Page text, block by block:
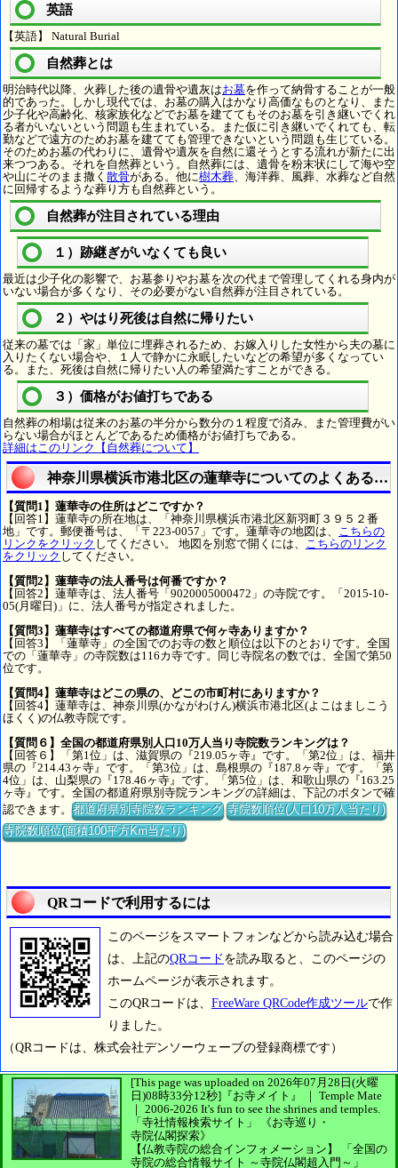
英語
【英語】 Natural Burial
自然葬とは
明治時代以降、火葬した後の遺骨や遺灰はお墓を作って納骨することが一般
的であった。しかし現代では、お墓の購入はかなり高価なものとなり、また
少子化や高齢化、核家族化などでお墓を建ててもそのお墓を引き継いでくれ
る者がいないという問題も生まれている。また仮に引き継いでくれても、転
勤などで遠方のためお墓を建てても管理できないという問題も生じている。
そのためお墓の代わりに、遺骨や遺灰を自然に還そうとする流れが新たに出
来つつある。それを自然葬という。自然葬には、遺骨を粉末状にして海や空
や山にそのまま撒く 散骨がある。他に樹木葬、海洋葬、風葬、水葬など自然
に回帰するような葬り方も自然葬という。
自然葬が注目されている理由
１）跡継ぎがいなくても良い
最近は少子化の影響で、お墓参りやお墓を次の代まで管理してくれる身内が
いない場合が多くなり、その必要がない自然葬が注目されている。
２）やはり死後は自然に帰りたい
従来の墓では「家」単位に埋葬されるため、お嫁入りした女性から夫の墓に
入りたくない場合や、１人で静かに永眠したいなどの希望が多くなってい
る。また、死後は自然に帰りたい人の希望満たすことができる。
３）価格がお値打ちである
自然葬の相場は従来のお墓の半分から数分の１程度で済み、また管理費がい
らない場合がほとんどであるため価格がお値打ちである。
詳細はこのリンク【自然葬について】
神奈川県横浜市港北区の蓮華寺についてのよくある質
【質問1】蓮華寺の住所はどこですか？
【回答1】蓮華寺の所在地は、「神奈川県横浜市港北区新羽町３９５２番
地」です。郵便番号は、「〒223-0057」です。蓮華寺の地図は、 こちらの
リンクをクリック してください。 地図を別窓で開くには、 こちらのリンク
をクリック してください。
【質問2】蓮華寺の法人番号は何番ですか？
【回答2】蓮華寺は、法人番号「9020005000472」の寺院です。「2015-10-
05(月曜日)」に、法人番号が指定されました。
【質問3】蓮華寺はすべての都道府県で何ヶ寺ありますか？
【回答3】「蓮華寺」の全国でのお寺の数と順位は以下のとおりです。全国
での「蓮華寺」の寺院数は116カ寺です。同じ寺院名の数では、全国で第50
位です。
【質問4】蓮華寺はどこの県の、どこの市町村にありますか？
【回答4】蓮華寺は、神奈川県(かながわけん)横浜市港北区(よこはましこう
ほくく)の仏教寺院です。
【質問６】全国の都道府県別人口10万人当り寺院数ランキングは？
【回答６】「第1位」は、滋賀県の『219.05ヶ寺』です。「第2位」は、福井
県の『214.43ヶ寺』です。「第3位」は、島根県の『187.8ヶ寺』です。「第
4位」は、山梨県の『178.46ヶ寺』です。「第5位」は、和歌山県の『163.25
ヶ寺』です。全国の都道府県別寺院ランキングの詳細は、下記のボタンで確
認できます。都道府県別寺院数ランキング 寺院数順位(人口10万人当たり)
寺院数順位(面積100平方Km当たり)
QRコードで利用するには
このページをスマートフォンなどから読み込む場合
は、上記のQRコード を読み取ると、このページの
ホームページが表示されます。
このQRコードは、 FreeWare QRCode作成ツールで作
りました。
（QRコードは、株式会社デンソーウェーブの登録商標です）
[This page was uploaded on 2026年07月28日(火曜
日)08時33分12秒] 『お寺メイト』 ｜ Temple Mate
｜ 2006-2026 It's fun to see the shrines and temples.
「寺社情報検索サイト」
《お寺巡り・
寺院仏閣探索》
【仏教寺院の総合インフォメーション】
「全国の
寺院の総合情報サイト ～寺院仏閣超入門～」